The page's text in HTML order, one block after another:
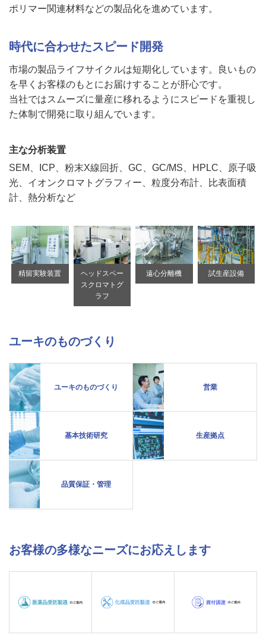
ポリマー関連材料などの製品化を進めています。
時代に合わせたスピード開発
市場の製品ライフサイクルは短期化しています。良いもの
を早くお客様のもとにお届けすることが肝心です。
当社ではスムーズに量産に移れるようにスピードを重視し
た体制で開発に取り組んでいます。
主な分析装置
SEM、ICP、粉末X線回折、GC、GC/MS、HPLC、原子吸
光、イオンクロマトグラフィー、粒度分布計、比表面積
計、熱分析など
精留実験装置
ヘッドスペー
スクロマトグ
ラフ
遠心分離機 試生産設備
ユーキのものづくり
ユーキのものづくり 営業
基本技術研究 生産拠点
品質保証・管理
お客様の多様なニーズにお応えします